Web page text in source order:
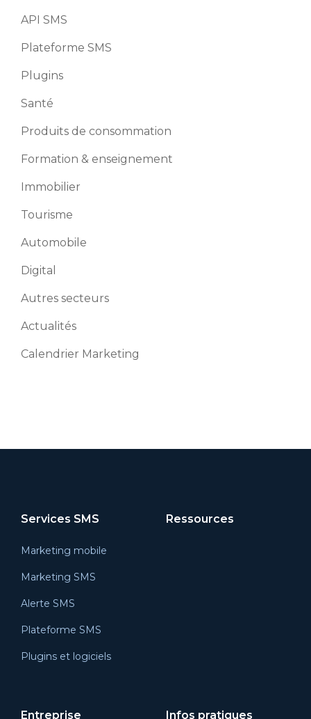
API SMS
Plateforme SMS
Plugins
Santé
Produits de consommation
Formation & enseignement
Immobilier
Tourisme
Automobile
Digital
Autres secteurs
Actualités
Calendrier Marketing
Services SMS
Marketing mobile
Marketing SMS
Alerte SMS
Plateforme SMS
Plugins et logiciels
Ressources
Entreprise Infos pratiques